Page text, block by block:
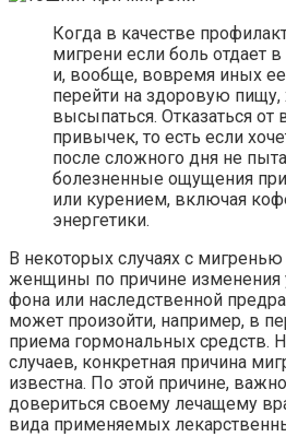
Когда в качестве
мигрени если боль отдает в
и, вообще, вовремя иных
перейти на здоровую
высыпаться. Отказаться от
привычек, то есть если
после сложного дня не
болезненные ощущения
или курением, включая
энергетики.
В некоторых случаях с мигренью
женщины по причине изменения
фона или наследственной
может произойти, например, в
приема гормональных средств.
случаев, конкретная причина
известна. По этой причине,
довериться своему лечащему
вида применяемых